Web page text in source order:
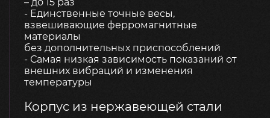
- Единственные точные весы,
взвешивающие ферромагнитные
материалы
без дополнительных приспособлений
- Самая низкая зависимость показаний от
внешних вибраций и изменения
температуры
Корпус из нержавеющей стали